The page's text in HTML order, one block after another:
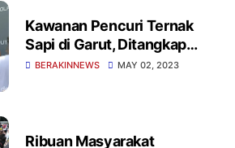
Kawanan Pencuri Ternak
Sapi di Garut, Ditangkap
Polisi
BERAKINNEWS MAY 02, 2023
Ribuan Masyarakat